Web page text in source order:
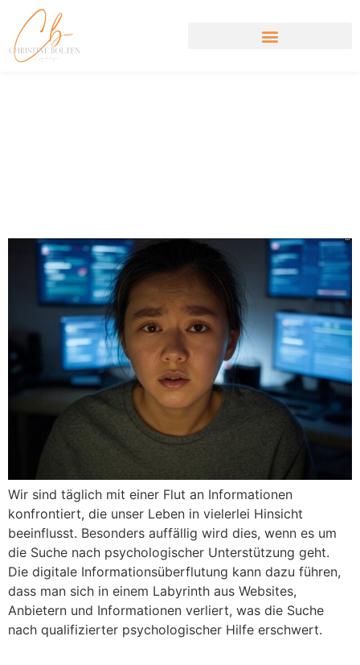
Wir sind täglich mit einer Flut an Informationen
konfrontiert, die unser Leben in vielerlei Hinsicht
beeinflusst. Besonders auffällig wird dies, wenn es um
die Suche nach psychologischer Unterstützung geht.
Die digitale Informationsüberflutung kann dazu führen,
dass man sich in einem Labyrinth aus Websites,
Anbietern und Informationen verliert, was die Suche
nach qualifizierter psychologischer Hilfe erschwert.